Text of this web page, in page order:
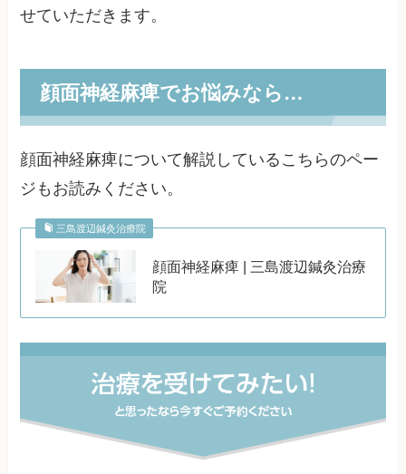
せていただきます。
顔面神経麻痺でお悩みなら…
顔面神経麻痺について解説しているこちらのペー
ジもお読みください。
三島渡辺鍼灸治療院
顔面神経麻痺 | 三島渡辺鍼灸治療
院